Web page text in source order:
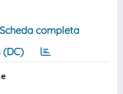
Scheda completa